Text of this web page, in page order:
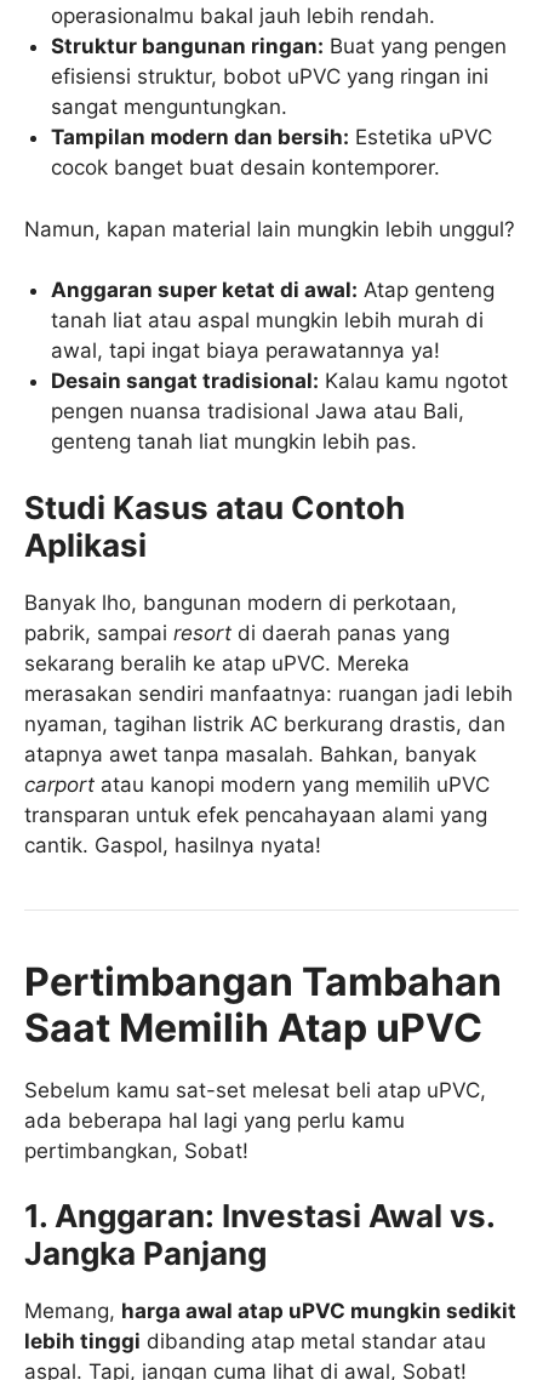
operasionalmu bakal jauh lebih rendah.
Struktur bangunan ringan: Buat yang pengen
efisiensi struktur, bobot uPVC yang ringan ini
sangat menguntungkan.
Tampilan modern dan bersih: Estetika uPVC
cocok banget buat desain kontemporer.
Namun, kapan material lain mungkin lebih unggul?
Anggaran super ketat di awal: Atap genteng
tanah liat atau aspal mungkin lebih murah di
awal, tapi ingat biaya perawatannya ya!
Desain sangat tradisional: Kalau kamu ngotot
pengen nuansa tradisional Jawa atau Bali,
genteng tanah liat mungkin lebih pas.
Studi Kasus atau Contoh
Aplikasi
Banyak lho, bangunan modern di perkotaan,
pabrik, sampai resort di daerah panas yang
sekarang beralih ke atap uPVC. Mereka
merasakan sendiri manfaatnya: ruangan jadi lebih
nyaman, tagihan listrik AC berkurang drastis, dan
atapnya awet tanpa masalah. Bahkan, banyak
carport atau kanopi modern yang memilih uPVC
transparan untuk efek pencahayaan alami yang
cantik. Gaspol, hasilnya nyata!
Pertimbangan Tambahan
Saat Memilih Atap uPVC
Sebelum kamu sat-set melesat beli atap uPVC,
ada beberapa hal lagi yang perlu kamu
pertimbangkan, Sobat!
1. Anggaran: Investasi Awal vs.
Jangka Panjang
Memang, harga awal atap uPVC mungkin sedikit
lebih tinggi dibanding atap metal standar atau
aspal. Tapi, jangan cuma lihat di awal, Sobat!